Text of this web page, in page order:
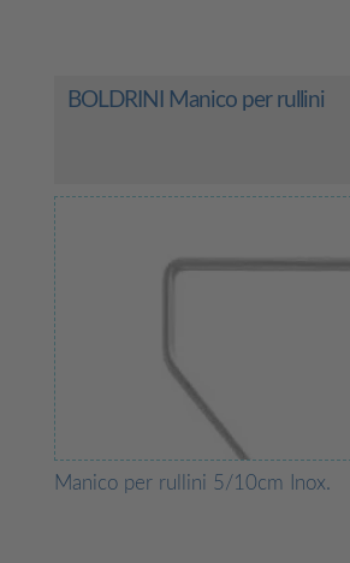
BOLDRINI Manico per rullini
Manico per rullini 5/10cm Inox.